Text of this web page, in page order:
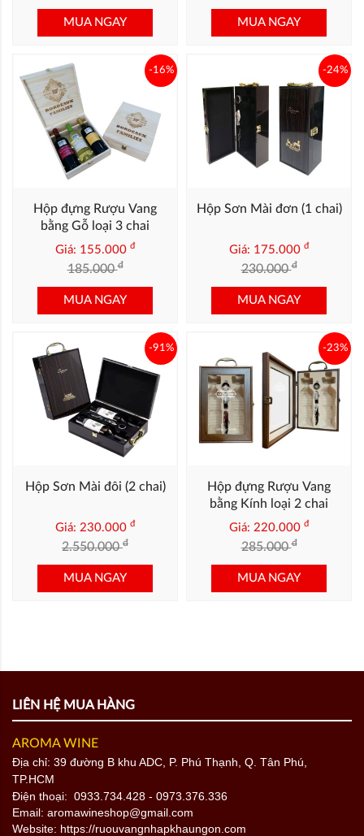
MUA NGAY MUA NGAY
Hộp đựng Rượu Vang
bằng Gỗ loại 3 chai
Giá: 155.000 đ
185.000đ
-16%
MUA NGAY
Hộp Sơn Mài đơn (1 chai)
Giá: 175.000 đ
230.000đ
-24%
MUA NGAY
Hộp Sơn Mài đôi (2 chai)
Giá: 230.000 đ
2.550.000đ
-91%
MUA NGAY
Hộp đựng Rượu Vang
bằng Kính loại 2 chai
Giá: 220.000 đ
285.000đ
-23%
MUA NGAY
LIÊN HỆ MUA HÀNG
AROMA WINE
Địa chỉ: 39 đường B khu ADC, P. Phú Thạnh, Q. Tân Phú,
TP.HCM
Điện thoại: 0933.734.428 - 0973.376.336
Email: aromawineshop@gmail.com
Website: https://ruouvangnhapkhaungon.com